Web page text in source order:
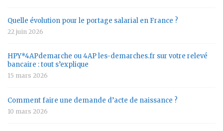
Quelle évolution pour le portage salarial en France ?
22 juin 2026
HPY*4APdemarche ou 4AP les-demarches.fr sur votre relevé
bancaire : tout s’explique
15 mars 2026
Comment faire une demande d’acte de naissance ?
10 mars 2026